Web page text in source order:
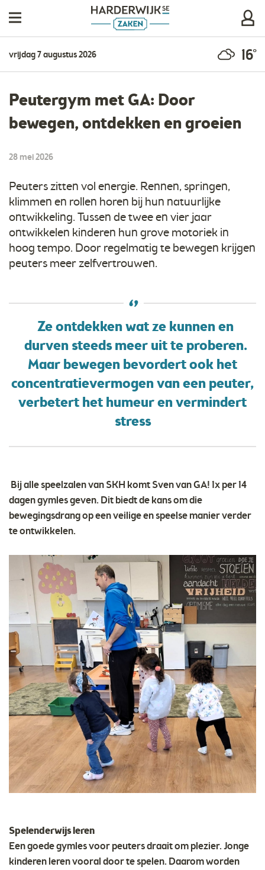
vrijdag 7 augustus 2026 16°
Peutergym met GA: Door
bewegen, ontdekken en groeien
28 mei 2026
Peuters zitten vol energie. Rennen, springen,
klimmen en rollen horen bij hun natuurlijke
ontwikkeling. Tussen de twee en vier jaar
ontwikkelen kinderen hun grove motoriek in
hoog tempo. Door regelmatig te bewegen krijgen
peuters meer zelfvertrouwen.
Ze ontdekken wat ze kunnen en
durven steeds meer uit te proberen.
Maar bewegen bevordert ook het
concentratievermogen van een peuter,
verbetert het humeur en vermindert
stress
Bij alle speelzalen van SKH komt Sven van GA! 1x per 14
dagen gymles geven. Dit biedt de kans om die
bewegingsdrang op een veilige en speelse manier verder
te ontwikkelen.
Spelenderwijs leren
Een goede gymles voor peuters draait om plezier. Jonge
kinderen leren vooral door te spelen. Daarom worden